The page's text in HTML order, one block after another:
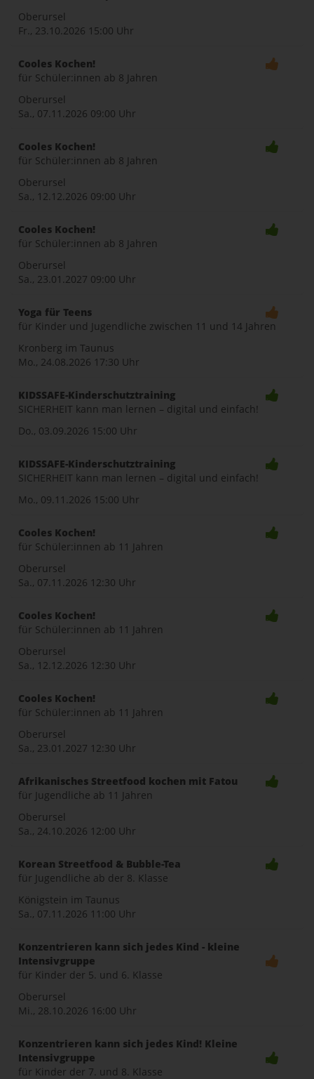
Oberursel
Fr., 23.10.2026 15:00 Uhr
Cooles Kochen!
für Schüler:innen ab 8 Jahren
Oberursel
Sa., 07.11.2026 09:00 Uhr
Cooles Kochen!
für Schüler:innen ab 8 Jahren
Oberursel
Sa., 12.12.2026 09:00 Uhr
Cooles Kochen!
für Schüler:innen ab 8 Jahren
Oberursel
Sa., 23.01.2027 09:00 Uhr
Yoga für Teens
für Kinder und Jugendliche zwischen 11 und 14 Jahren
Kronberg im Taunus
Mo., 24.08.2026 17:30 Uhr
KIDSSAFE-Kinderschutztraining
SICHERHEIT kann man lernen – digital und einfach!
Do., 03.09.2026 15:00 Uhr
KIDSSAFE-Kinderschutztraining
SICHERHEIT kann man lernen – digital und einfach!
Mo., 09.11.2026 15:00 Uhr
Cooles Kochen!
für Schüler:innen ab 11 Jahren
Oberursel
Sa., 07.11.2026 12:30 Uhr
Cooles Kochen!
für Schüler:innen ab 11 Jahren
Oberursel
Sa., 12.12.2026 12:30 Uhr
Cooles Kochen!
für Schüler:innen ab 11 Jahren
Oberursel
Sa., 23.01.2027 12:30 Uhr
Afrikanisches Streetfood kochen mit Fatou
für Jugendliche ab 11 Jahren
Oberursel
Sa., 24.10.2026 12:00 Uhr
Korean Streetfood & Bubble-Tea
für Jugendliche ab der 8. Klasse
Königstein im Taunus
Sa., 07.11.2026 11:00 Uhr
Konzentrieren kann sich jedes Kind - kleine
Intensivgruppe
für Kinder der 5. und 6. Klasse
Oberursel
Mi., 28.10.2026 16:00 Uhr
Konzentrieren kann sich jedes Kind! Kleine
Intensivgruppe
für Kinder der 7. und 8. Klasse